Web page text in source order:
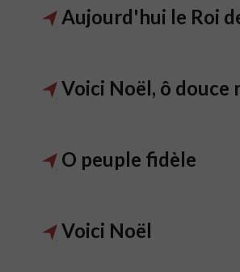
Aujourd'hui le Roi
Voici Noël, ô douce
O peuple fidèle
Voici Noël